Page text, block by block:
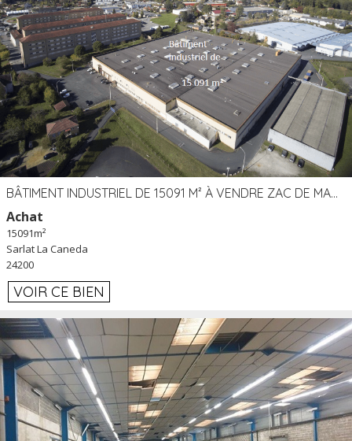
BÂTIMENT INDUSTRIEL DE 15091 M² À VENDRE ZAC DE MADRAZÈS À SARLAT (24)
Achat
15091m²
Sarlat La Caneda
24200
VOIR CE BIEN